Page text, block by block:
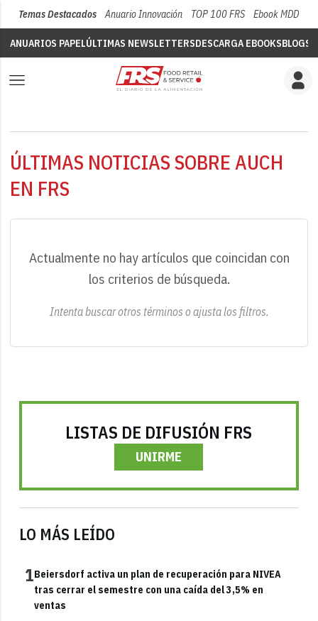
Temas Destacados Anuario Innovación TOP 100 FRS Ebook MDD
ANUARIOS PAPELÚLTIMAS NEWSLETTERSDESCARGA EBOOKSBLOGS
ÚLTIMAS NOTICIAS SOBRE AUCH
EN FRS
Actualmente no hay artículos que coincidan con
los criterios de búsqueda.
Intenta buscar otros términos o ajusta los filtros.
LISTAS DE DIFUSIÓN FRS
UNIRME
LO MÁS LEÍDO
1Beiersdorf activa un plan de recuperación para NIVEA
tras cerrar el semestre con una caída del 3,5% en
ventas